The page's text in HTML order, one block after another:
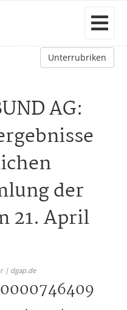
Unterrubriken
AG:
der
21. April
| dgap.de